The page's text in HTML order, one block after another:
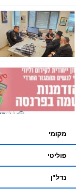
מקומי
פוליטי
נדל"ן